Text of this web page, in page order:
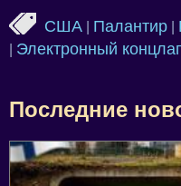
США Палантир
Электронный
Последние